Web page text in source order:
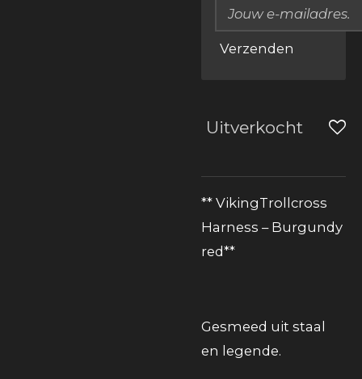
Verzenden
Uitverkocht
** VikingTrollcross
Harness – Burgundy
red**
Gesmeed uit staal
en legende.